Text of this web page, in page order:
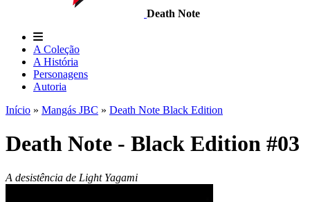
Death Note
A Coleção
A História
Personagens
Autoria
Início » Mangás JBC » Death Note Black Edition
Death Note - Black Edition #03
A desistência de Light Yagami